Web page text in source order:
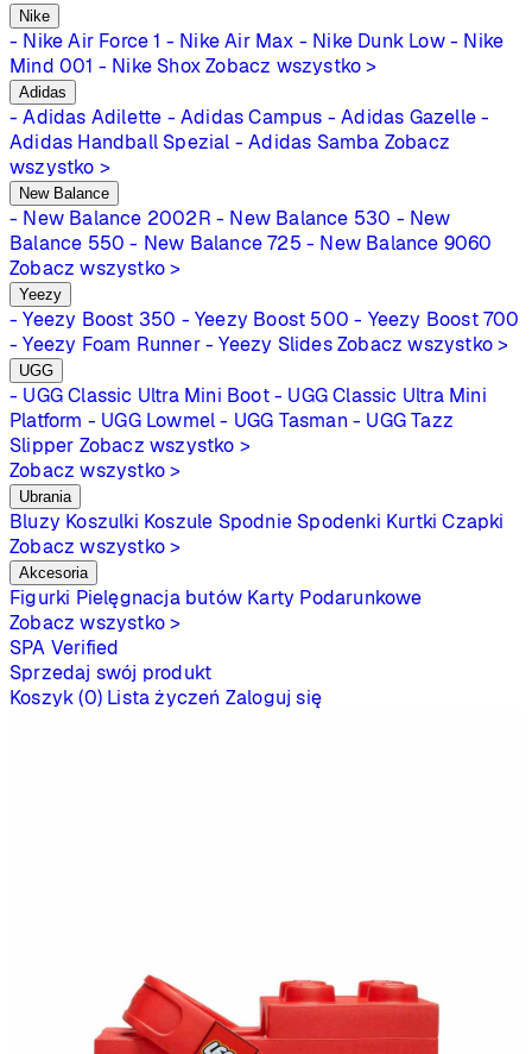
Nike
- Nike Air Force 1 - Nike Air Max - Nike Dunk Low - Nike
Mind 001 - Nike Shox Zobacz wszystko >
Adidas
- Adidas Adilette - Adidas Campus - Adidas Gazelle -
Adidas Handball Spezial - Adidas Samba Zobacz
wszystko >
New Balance
- New Balance 2002R - New Balance 530 - New
Balance 550 - New Balance 725 - New Balance 9060
Zobacz wszystko >
Yeezy
- Yeezy Boost 350 - Yeezy Boost 500 - Yeezy Boost 700
- Yeezy Foam Runner - Yeezy Slides Zobacz wszystko >
UGG
- UGG Classic Ultra Mini Boot - UGG Classic Ultra Mini
Platform - UGG Lowmel - UGG Tasman - UGG Tazz
Slipper Zobacz wszystko >
Zobacz wszystko >
Ubrania
Bluzy Koszulki Koszule Spodnie Spodenki Kurtki Czapki
Zobacz wszystko >
Akcesoria
Figurki Pielęgnacja butów Karty Podarunkowe
Zobacz wszystko >
SPA Verified
Sprzedaj swój produkt
Koszyk (0) Lista życzeń Zaloguj się